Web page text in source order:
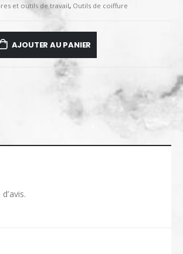
et outils de travail, Outils de coiffure
AJOUTER AU PANIER